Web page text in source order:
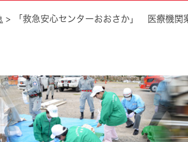
ポーツ まちづくり・協働
福祉・介護
とじる
総合計画
職員採用情報
データ
> 「救急安心センターおおさか」 医療機関